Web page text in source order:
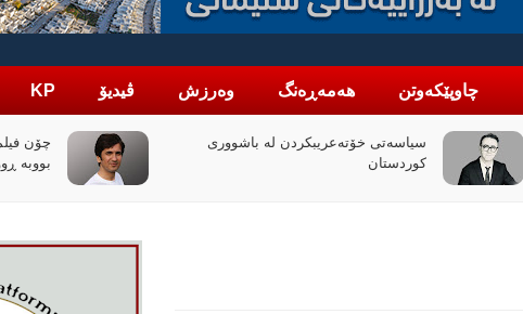
چاوپێکەوتن هەمەڕەنگ وەرزش ڤیدیۆ KP
چۆن فیلمی (ئۆدیسە)ی کریستۆفەر نۆلان
بووبە ڕووداوێکی جیهانی؟